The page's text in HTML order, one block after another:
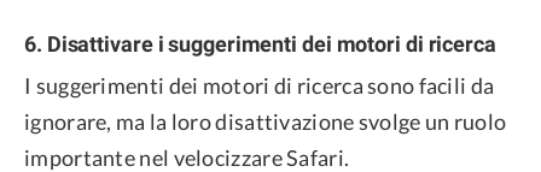
6. Disattivare i suggerimenti dei motori di ricerca
I suggerimenti dei motori di ricerca sono facili da
ignorare, ma la loro disattivazione svolge un ruolo
importante nel velocizzare Safari.